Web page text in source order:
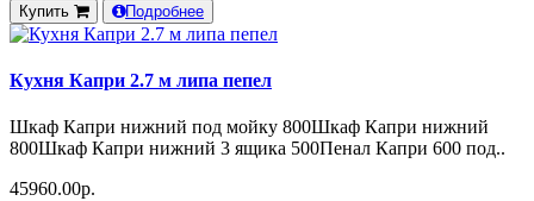
Купить Подробнее
Кухня Капри 2.7 м липа пепел
Шкаф Капри нижний под мойку 800Шкаф Капри нижний
800Шкаф Капри нижний 3 ящика 500Пенал Капри 600 под..
45960.00р.